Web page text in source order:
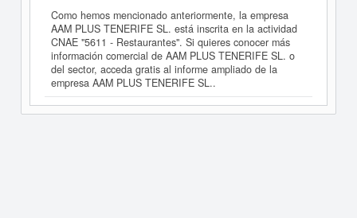
Como hemos mencionado anteriormente, la empresa
AAM PLUS TENERIFE SL. está inscrita en la actividad
CNAE "5611 - Restaurantes". Si quieres conocer más
información comercial de AAM PLUS TENERIFE SL. o
del sector, acceda gratis al informe ampliado de la
empresa AAM PLUS TENERIFE SL..